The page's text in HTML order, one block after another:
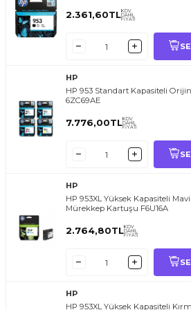
2.361,60TLKDV
DAHİL
FİYATI
HP
HP 953 Standart Kapasiteli
6ZC69AE
7.776,00TLKDV
DAHİL
FİYATI
HP
HP 953XL Yüksek Kapasiteli
Mürekkep Kartuşu F6U16A
2.764,80TLKDV
DAHİL
FİYATI
HP
HP 953XL Yüksek Kapasiteli